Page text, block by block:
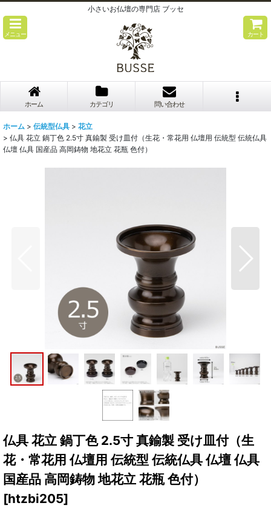
小さいお仏壇の専門店 ブッセ
メニュー カート
ホーム カテゴリ 問い合わせ
ホーム > 伝統型仏具 > 花立
> 仏具 花立 鍋丁色 2.5寸 真鍮製 受け皿付（生花・常花用 仏壇用 伝統型 伝統仏具
仏壇 仏具 国産品 高岡鋳物 地花立 花瓶 色付）
仏具 花立 鍋丁色 2.5寸 真鍮製 受け皿付（生
花・常花用 仏壇用 伝統型 伝統仏具 仏壇 仏具
国産品 高岡鋳物 地花立 花瓶 色付）
[htzbi205]